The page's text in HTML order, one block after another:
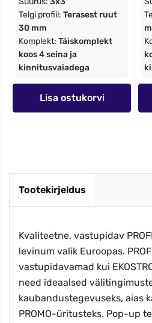
Telgi profiil: Terasest ruut
30 mm
Komplekt: Täiskomplekt
koos 4 seina ja
kinnitusvaiadega
Lisa ostukorvi
Tootekirjeldus
Kvaliteetne, vastupidav
levinum valik Euroopas.
vastupidavamad kui
need ideaalsed
kaubandustegevuseks, aias
PROMO-üritusteks. Pop-up